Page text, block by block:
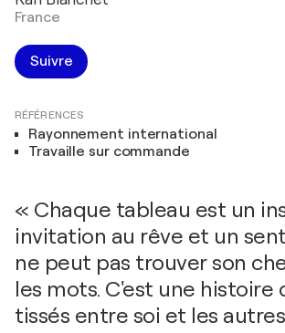
France
Suivre
RÉFÉRENCES
Rayonnement international
Travaille sur commande
« Chaque tableau est un
invitation au rêve et un
ne peut pas trouver son
les mots. C'est une histoire
tissés entre soi et les